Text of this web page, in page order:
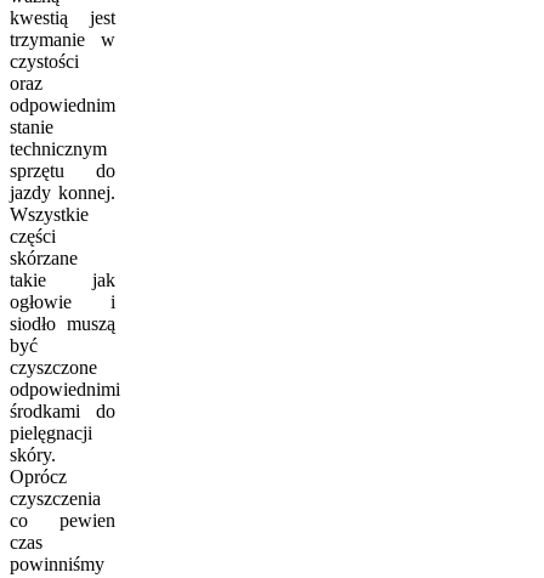
kwestią jest
trzymanie w
czystości
oraz
odpowiednim
stanie
technicznym
sprzętu do
jazdy konnej.
Wszystkie
części
skórzane
takie jak
ogłowie i
siodło muszą
być
czyszczone
odpowiednimi
środkami do
pielęgnacji
skóry.
Oprócz
czyszczenia
co pewien
czas
powinniśmy